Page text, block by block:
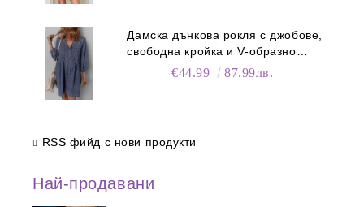
Дамска дънкова рокля с джобове,
свободна кройка и V-образно
деколте€44.99 87.99лв.
RSS фийд с нови продукти
Най-продавани